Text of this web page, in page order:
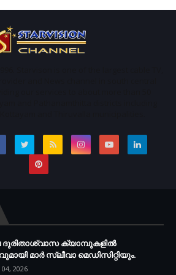
ദുരിതാശ്വാസ ക്യാമ്പുകളിൽ
മാർ സ്ലീവാ മെഡിസിറ്റിയും.
2026